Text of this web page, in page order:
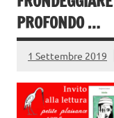
PROFONDO …
1 Settembre 2019